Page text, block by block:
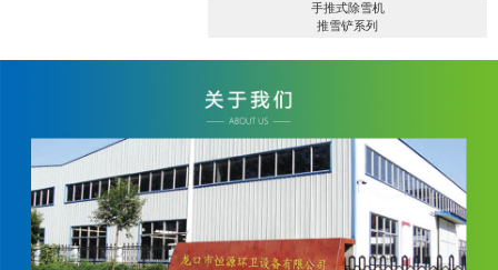
手推式除雪机
推雪铲系列